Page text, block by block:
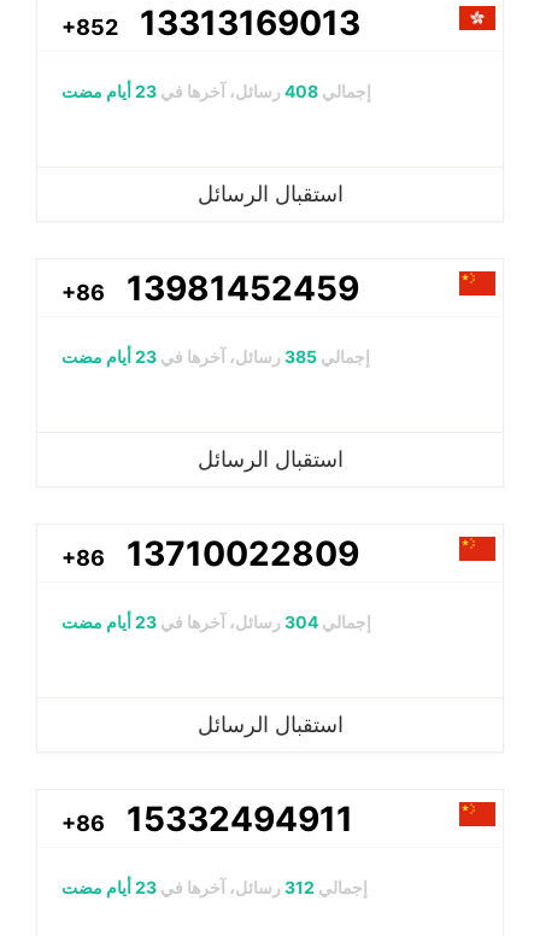
+852 13313169013
إجمالي 408 رسائل، آخرها في 23 أيام مضت
استقبال الرسائل
+86 13981452459
إجمالي 385 رسائل، آخرها في 23 أيام مضت
استقبال الرسائل
+86 13710022809
إجمالي 304 رسائل، آخرها في 23 أيام مضت
استقبال الرسائل
+86 15332494911
إجمالي 312 رسائل، آخرها في 23 أيام مضت